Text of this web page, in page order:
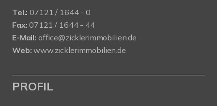
Tel.: 07121 / 1644 - 0
Fax: 07121 / 1644 - 44
E-Mail: office@zicklerimmobilien.de
Web: www.zicklerimmobilien.de
PROFIL